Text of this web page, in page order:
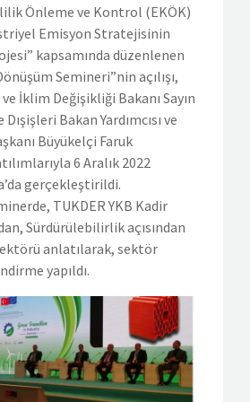
Önleme ve Kontrol (EKÖK)
Emisyon Stratejisinin
kapsamında düzenlenen
Semineri”nin açılışı,
İklim Değişikliği Bakanı Sayın
Bakan Yardımcısı ve
Büyükelçi Faruk
6 Aralık 2022
gerçekleştirildi.
TUKDER YKB Kadir
Sürdürülebilirlik açısından
anlatılarak, sektör
yapıldı.